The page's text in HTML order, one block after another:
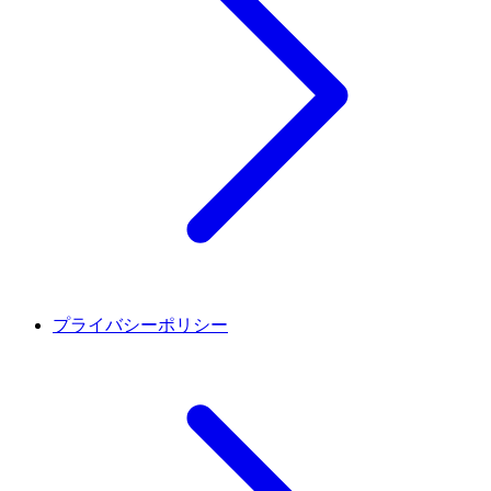
プライバシーポリシー